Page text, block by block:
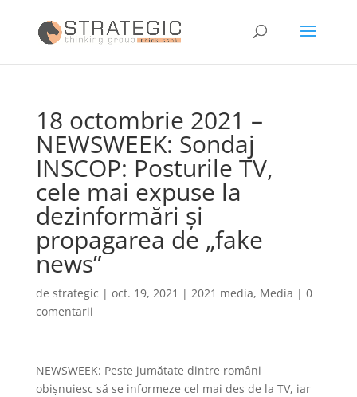
18 octombrie 2021 –
NEWSWEEK: Sondaj
INSCOP: Posturile TV,
cele mai expuse la
dezinformări și
propagarea de „fake
news”
de strategic | oct. 19, 2021 | 2021 media, Media | 0
comentarii
NEWSWEEK: Peste jumătate dintre români
obişnuiesc să se informeze cel mai des de la TV, iar